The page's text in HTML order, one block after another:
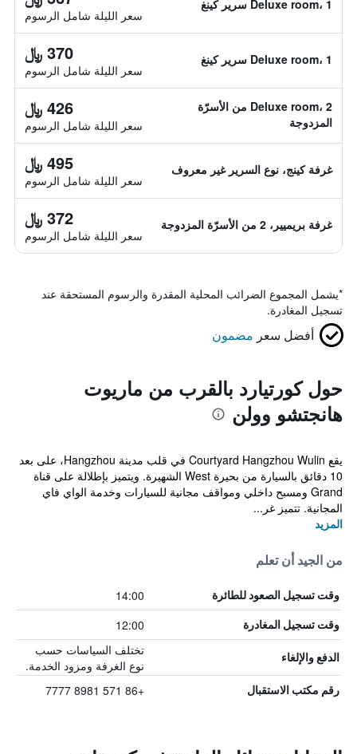
Deluxe room، 1 سرير كينغ
سعر الليلة شامل الرسوم
Deluxe room، 1 سرير كينغ 370 ﷼
سعر الليلة شامل الرسوم
Deluxe room، 2 من الأسرّة
المزدوجة
426 ﷼
سعر الليلة شامل الرسوم
غرفة كينج، نوع السرير غير معروف 495 ﷼
سعر الليلة شامل الرسوم
غرفة بريميير، 2 من الأسرّة المزدوجة 372 ﷼
سعر الليلة شامل الرسوم
*يشمل المجموع الضرائب المحلية المقدرة والرسوم المستحقة عند
تسجيل المغادرة.
أفضل سعر مضمون
حول كورتيارد بالقرب من ماريوت
هانجتشو وولن
يقع Courtyard Hangzhou Wulin في قلب مدينة Hangzhou، على بعد
10 دقائق بالسيارة من بحيرة West الشهيرة. ويتميز بإطلالة على قناة
Grand ومسبح داخلي ومواقف مجانية للسيارات وخدمة الواي فاي
المجانية. تتميز غر...
المزيد
من الجيد أن تعلم
وقت تسجيل الصعود للطائرة 14:00
وقت تسجيل المغادرة 12:00
الدفع والإلغاء
تختلف السياسات حسب
نوع الغرفة ومزود الخدمة.
رقم مكتب الاستقبال +86 571 8981 7777